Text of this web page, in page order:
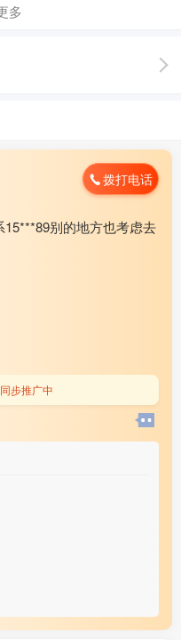
多
拨打电话
别的地方也考虑去
步推广中